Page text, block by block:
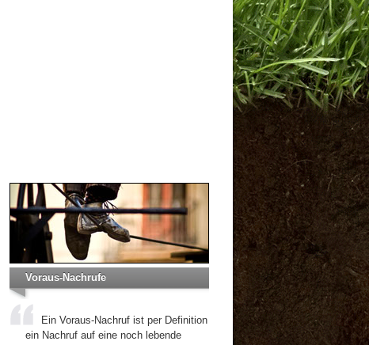
Voraus-Nachrufe
Ein Voraus-Nachruf ist per Definition
ein Nachruf auf eine noch lebende